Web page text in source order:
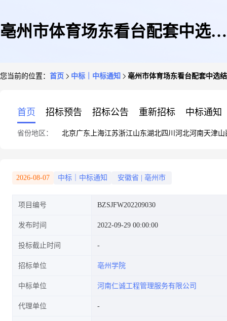
亳州市体育场东看台配套中选结
您当前的位置： 首页 中标｜中标通知 亳州市体育场东看台配套中选
首页 招标预告 招标公告 重新招标 中标通知
省份地区： 北京广东 上海江苏浙江山东湖北四川 河北河南天津山
2026-08-07 中标｜中标通知 安徽省 亳州市
项目编号 BZSJFW202209030
发布时间 2022-09-29 00:00:00
投标截止时间
招标单位 亳州学院
中标单位 河南仁诚工程管理服务有限公司
代理单位